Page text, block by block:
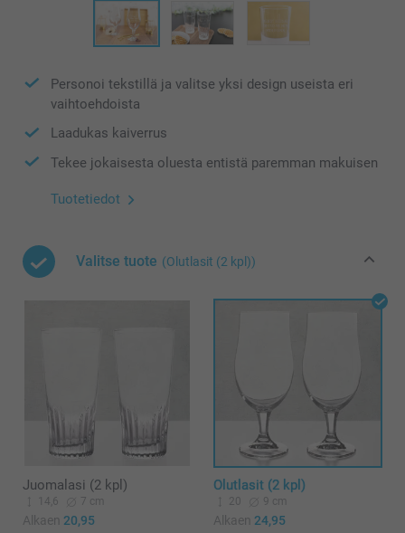
Personoi tekstillä ja valitse yksi design useista eri
vaihtoehdoista
Laadukas kaiverrus
Tekee jokaisesta oluesta entistä paremman makuisen
Tuotetiedot
Valitse tuote (Olutlasit (2 kpl))
Juomalasi (2 kpl)
14,6 7 cm
Alkaen 20,95
Olutlasit (2 kpl)
20 9 cm
Alkaen 24,95